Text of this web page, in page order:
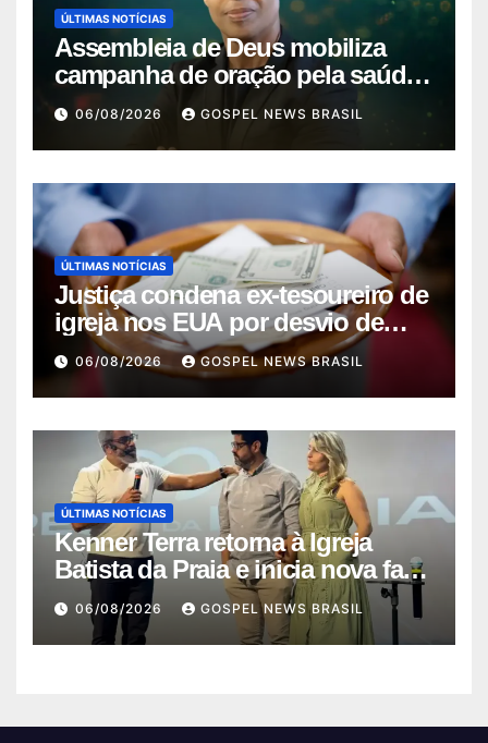
ÚLTIMAS NOTÍCIAS
Assembleia de Deus mobiliza
campanha de oração pela saúde
do pas…
06/08/2026 GOSPEL NEWS BRASIL
ÚLTIMAS NOTÍCIAS
Justiça condena ex-tesoureiro de
igreja nos EUA por desvio de
quas…
06/08/2026 GOSPEL NEWS BRASIL
ÚLTIMAS NOTÍCIAS
Kenner Terra retorna à Igreja
Batista da Praia e inicia nova fase
…06/08/2026 GOSPEL NEWS BRASIL